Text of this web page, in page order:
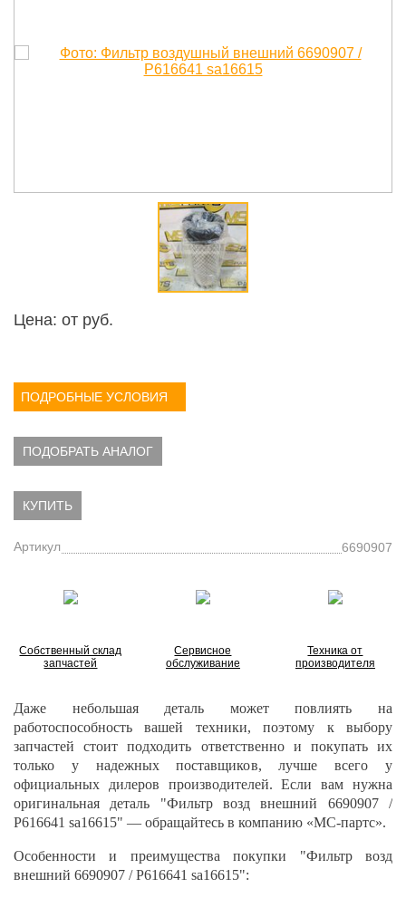
Цена: от руб.
ПОДРОБНЫЕ УСЛОВИЯ
ПОДОБРАТЬ АНАЛОГ
КУПИТЬ
Артикул 6690907
Собственный склад
запчастей
Сервисное
обслуживание
Техника от
производителя
Даже небольшая деталь может повлиять на
работоспособность вашей техники, поэтому к выбору
запчастей стоит подходить ответственно и покупать их
только у надежных поставщиков, лучше всего у
официальных дилеров производителей. Если вам нужна
оригинальная деталь "Фильтр возд внешний 6690907 /
P616641 sa16615" — обращайтесь в компанию «МС-партс».
Особенности и преимущества покупки "Фильтр возд
внешний 6690907 / P616641 sa16615":